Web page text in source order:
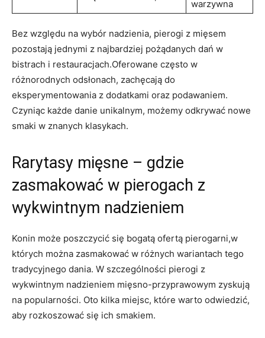
warzywna
Bez⁤ względu na wybór nadzienia,⁢ pierogi z mięsem
pozostają jednymi z‍ najbardziej pożądanych dań w
bistrach i restauracjach.Oferowane często w
różnorodnych odsłonach, zachęcają ‌do
eksperymentowania z dodatkami oraz‍ podawaniem.
Czyniąc⁤ każde ​danie unikalnym,‍ możemy‌ odkrywać nowe
smaki w znanych klasykach.
Rarytasy mięsne – gdzie
⁢zasmakować w pierogach z
wykwintnym nadzieniem
Konin może poszczycić się bogatą ofertą‍ pierogarni,w
których można zasmakować w różnych wariantach tego
tradycyjnego‍ dania. ⁢W​ szczególności pierogi z
wykwintnym nadzieniem mięsno-przyprawowym zyskują
na popularności. Oto kilka miejsc, które⁣ warto odwiedzić,
aby rozkoszować się ich smakiem.